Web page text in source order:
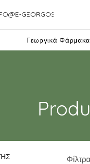
GEORGOS-
Γεωργικά Φάρμακα